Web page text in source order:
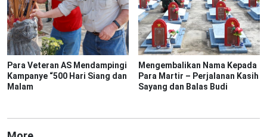
Para Veteran AS Mendampingi
Kampanye “500 Hari Siang dan
Malam
Mengembalikan Nama Kepada
Para Martir – Perjalanan Kasih
Sayang dan Balas Budi